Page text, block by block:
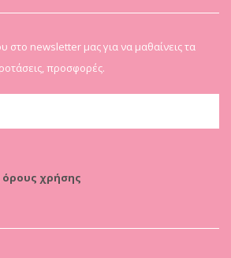
newsletter μας για να μαθαίνεις τα
προσφορές.
χρήσης